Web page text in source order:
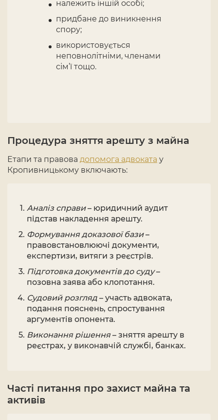
належить іншій особі;
придбане до виникнення
спору;
використовується
неповнолітніми, членами
сім’ї тощо.
Процедура зняття арешту з майна
Етапи та правова допомога адвоката у
Кропивницькому включають:
Аналіз справи– юридичний аудит
підстав накладення арешту.
Формування доказової бази–
правовстановлюючі документи,
експертизи, витяги з реєстрів.
Підготовка документів до суду–
позовна заява або клопотання.
Судовий розгляд – участь адвоката,
подання пояснень, спростування
аргументів опонента.
Виконання рішення– зняття арешту в
реєстрах, у виконавчій службі, банках.
Часті питання про захист майна та
активів